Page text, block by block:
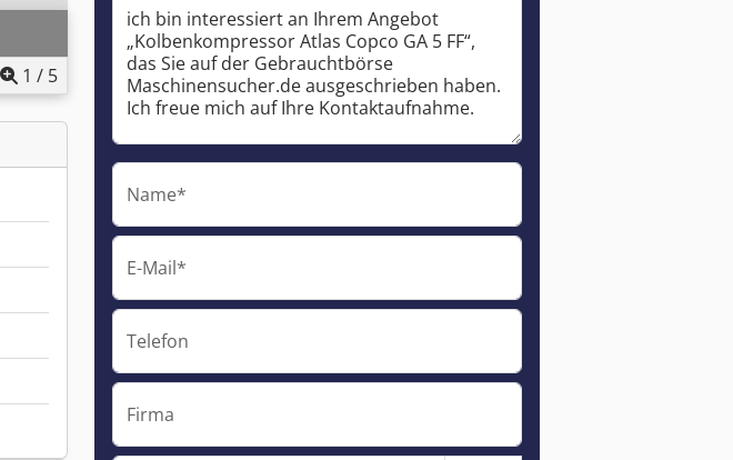
1 / 5
Name*
E-Mail*
Telefon
Firma